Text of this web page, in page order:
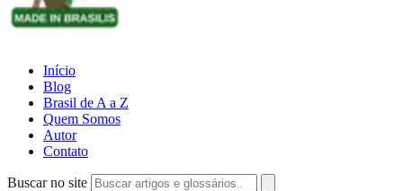
Início
Blog
Brasil de A a Z
Quem Somos
Autor
Contato
Buscar no site